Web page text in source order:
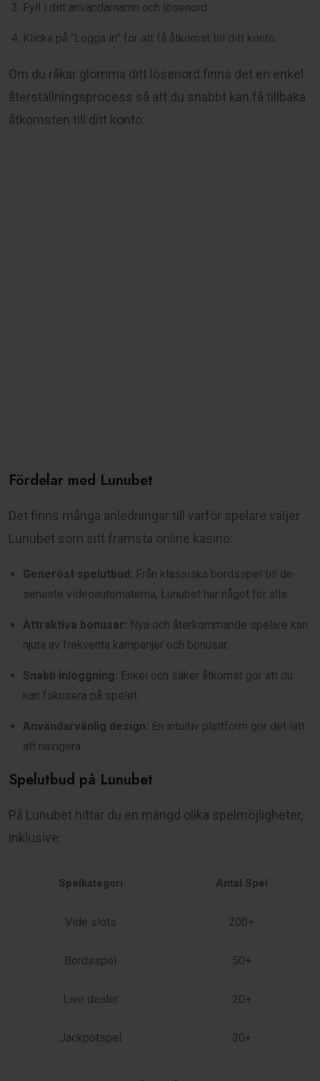
Fyll i ditt användarnamn och lösenord.
Klicka på “Logga in” för att få åtkomst till ditt konto.
Om du råkar glömma ditt lösenord finns det en enkel
återställningsprocess så att du snabbt kan få tillbaka
åtkomsten till ditt konto.
Fördelar med Lunubet
Det finns många anledningar till varför spelare väljer
Lunubet som sitt främsta online kasino:
Generöst spelutbud: Från klassiska bordsspel till de
senaste videoautomaterna, Lunubet har något för alla.
Attraktiva bonusar: Nya och återkommande spelare kan
njuta av frekventa kampanjer och bonusar.
Snabb inloggning: Enkel och säker åtkomst gör att du
kan fokusera på spelet.
Användarvänlig design: En intuitiv plattform gör det lätt
att navigera.
Spelutbud på Lunubet
På Lunubet hittar du en mängd olika spelmöjligheter,
inklusive:
Spelkategori Antal Spel
Vide slots 200+
Bordsspel 50+
Live dealer 20+
Jackpotspel 30+